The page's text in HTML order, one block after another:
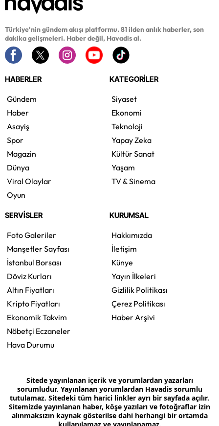
Türkiye'nin gündem akışı platformu. 81 ilden anlık haberler, son
dakika gelişmeleri. Haber değil, Havadis al.
HABERLER
Gündem
Haber
Asayiş
Spor
Magazin
Dünya
Viral Olaylar
Oyun
KATEGORİLER
Siyaset
Ekonomi
Teknoloji
Yapay Zeka
Kültür Sanat
Yaşam
TV & Sinema
SERVİSLER
Foto Galeriler
Manşetler Sayfası
İstanbul Borsası
Döviz Kurları
Altın Fiyatları
Kripto Fiyatları
Ekonomik Takvim
Nöbetçi Eczaneler
Hava Durumu
KURUMSAL
Hakkımızda
İletişim
Künye
Yayın İlkeleri
Gizlilik Politikası
Çerez Politikası
Haber Arşivi
Sitede yayınlanan içerik ve yorumlardan yazarları
sorumludur. Yayınlanan yorumlardan Havadis sorumlu
tutulamaz. Sitedeki tüm harici linkler ayrı bir sayfada açılır.
Sitemizde yayınlanan haber, köşe yazıları ve fotoğraflar izin
alınmaksızın kaynak gösterilse dahi herhangi bir ortamda